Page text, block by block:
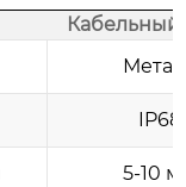
Кабельный
IP68
5-10